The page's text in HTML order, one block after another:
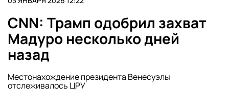
CNN: Трамп одобрил захват
Мадуро несколько дней
назад
Местонахождение президента Венесуэлы
отслеживалось ЦРУ